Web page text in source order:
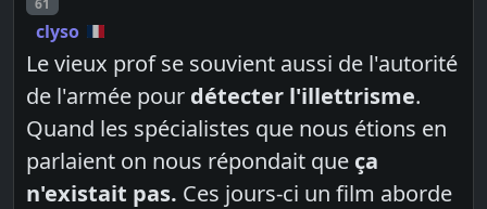
clyso
Le vieux prof se souvient aussi de l'autorité
de l'armée pour détecter l'illettrisme.
Quand les spécialistes que nous étions en
parlaient on nous répondait que ça
n'existait pas. Ces jours-ci un film aborde